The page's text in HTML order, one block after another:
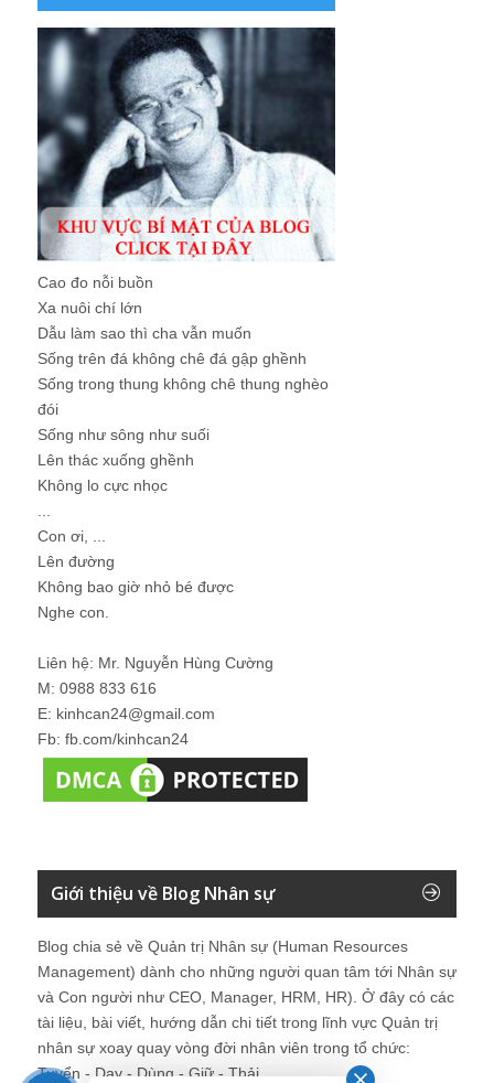
Cao đo nỗi buồn
Xa nuôi chí lớn
Dẫu làm sao thì cha vẫn muốn
Sống trên đá không chê đá gập ghềnh
Sống trong thung không chê thung nghèo
đói
Sống như sông như suối
Lên thác xuống ghềnh
Không lo cực nhọc
Con ơi, ...
Lên đường
Không bao giờ nhỏ bé được
Nghe con.
Liên hệ: Mr. Nguyễn Hùng Cường
M: 0988 833 616
E: kinhcan24@gmail.com
Fb: fb.com/kinhcan24
Giới thiệu về Blog Nhân sự
Blog chia sẻ về Quản trị Nhân sự (Human Resources
Management) dành cho những người quan tâm tới Nhân sự
và Con người như CEO, Manager, HRM, HR). Ở đây có các
tài liệu, bài viết, hướng dẫn chi tiết trong lĩnh vực Quản trị
nhân sự xoay quay vòng đời nhân viên trong tổ chức:
Tuyển - Dạy - Dùng - Giữ - Thải.